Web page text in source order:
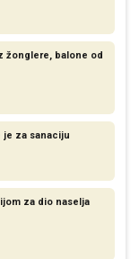
žonglere, balone od
je za sanaciju
za dio naselja